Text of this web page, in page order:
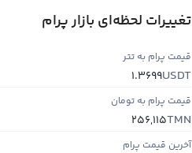
تغییرات لحظه‌ای بازار پرام
قیمت پرام به تتر
USDT
1.3699
قیمت پرام به تومان
TMN
256,115
آخرین قیمت پرام